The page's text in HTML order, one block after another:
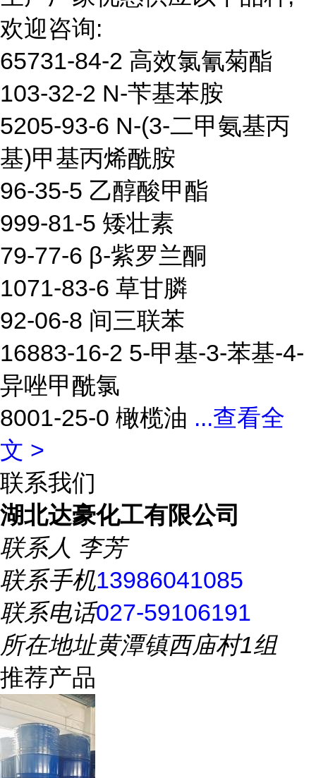
欢迎咨询:
65731-84-2 高效氯氰菊酯
103-32-2 N-苄基苯胺
5205-93-6 N-(3-二甲氨基丙
基)甲基丙烯酰胺
96-35-5 乙醇酸甲酯
999-81-5 矮壮素
79-77-6 β-紫罗兰酮
1071-83-6 草甘膦
92-06-8 间三联苯
16883-16-2 5-甲基-3-苯基-4-
异唑甲酰氯
8001-25-0 橄榄油 ...查看全
文 >
联系我们
湖北达豪化工有限公司
联系人 李芳
联系手机13986041085
联系电话027-59106191
所在地址黄潭镇西庙村1组
推荐产品